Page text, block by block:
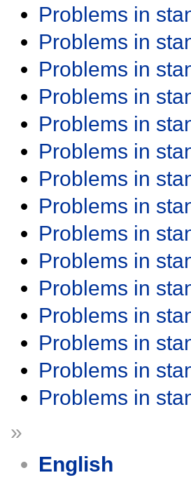
Problems in
Problems in
Problems in
Problems in
Problems in
Problems in
Problems in
Problems in
Problems in
Problems in
Problems in
Problems in
Problems in
Problems in
Problems in
»
English